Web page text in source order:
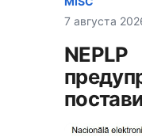
7 августа
NEPLP